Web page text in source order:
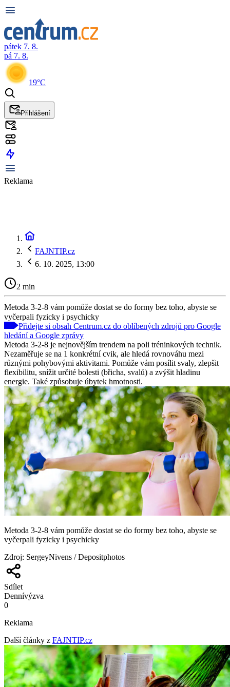
pátek 7. 8.
pá 7. 8.
19°C
Přihlášení
Reklama
FAJNTIP.cz
6. 10. 2025, 13:00
2 min
Metoda 3-2-8 vám pomůže dostat se do formy bez toho, abyste se
vyčerpali fyzicky i psychicky
Přidejte si obsah Centrum.cz do oblíbených zdrojů pro Google
hledání a Google zprávy
Metoda 3-2-8 je nejnovějším trendem na poli tréninkových technik.
Nezaměřuje se na 1 konkrétní cvik, ale hledá rovnováhu mezi
různými pohybovými aktivitami. Pomůže vám posílit svaly, zlepšit
flexibilitu, snížit určité bolesti (břicha, svalů) a zvýšit hladinu
energie. Také způsobuje úbytek hmotnosti.
Metoda 3-2-8 vám pomůže dostat se do formy bez toho, abyste se
vyčerpali fyzicky i psychicky
Zdroj: SergeyNivens / Depositphotos
Sdílet
Dennívýzva
0
Reklama
Další články z FAJNTIP.cz